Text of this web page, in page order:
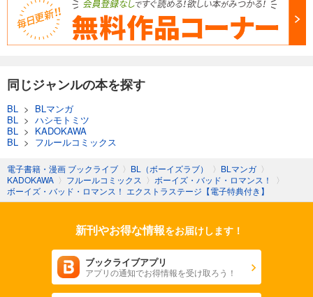
同じジャンルの本を探す
BL > BLマンガ
BL > ハシモトミツ
BL > KADOKAWA
BL > フルールコミックス
電子書籍・漫画 ブックライブ 〉 BL（ボーイズラブ） 〉 BLマンガ 〉
KADOKAWA 〉 フルールコミックス 〉 ボーイズ・バッド・ロマンス！
〉
ボーイズ・バッド・ロマンス！ エクストラステージ【電子特典付き】
新刊やお得な情報をお届けします！
ブックライブアプリ
アプリの通知でお得情報を受け取ろう！